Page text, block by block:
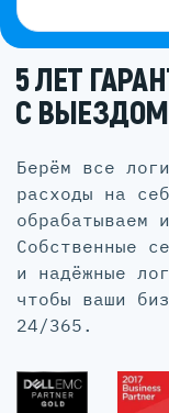
5 ЛЕТ
С ВЫЕЗДОМ
Берём все
расходы на
обрабатываем
Собственные
и надёжные
чтобы ваши
24/365.